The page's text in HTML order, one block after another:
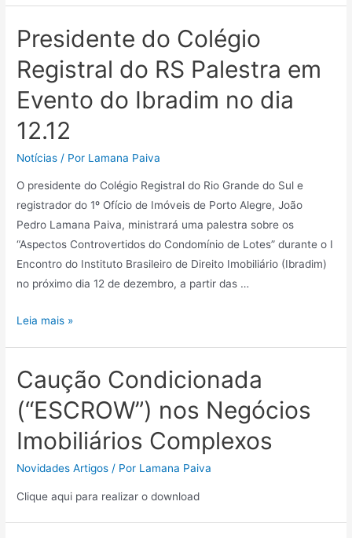
Presidente do Colégio
Registral do RS Palestra em
Evento do Ibradim no dia
12.12
Notícias / Por Lamana Paiva
O presidente do Colégio Registral do Rio Grande do Sul e
registrador do 1º Ofício de Imóveis de Porto Alegre, João
Pedro Lamana Paiva, ministrará uma palestra sobre os
“Aspectos Controvertidos do Condomínio de Lotes” durante o I
Encontro do Instituto Brasileiro de Direito Imobiliário (Ibradim)
no próximo dia 12 de dezembro, a partir das …
Leia mais »
Caução Condicionada
(“ESCROW”) nos Negócios
Imobiliários Complexos
Novidades Artigos / Por Lamana Paiva
Clique aqui para realizar o download